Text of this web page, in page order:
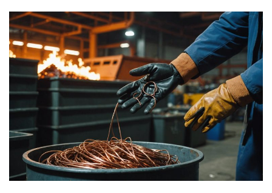
СВОЙСТВА МЕТАЛЛОВ СОРТА МЕТАЛЛОВ
СТАТЬИ